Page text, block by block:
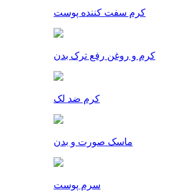
کرم سفت کننده پوست
کرم و روغن رفع ترک بدن
کرم ضد لک
ماسک صورت و بدن
سرم پوست